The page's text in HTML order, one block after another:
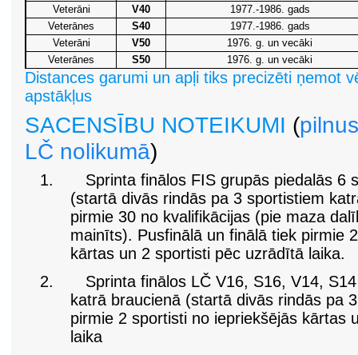
Veterāni
V40
1977.-1986. gads
Veterānes
S40
1977.-1986. gads
Veterāni
V50
1976. g. un vecāki
Veterānes
S50 1976. g. un vecāki
Distances garumi un apļi tiks precizēti ņemot
apstākļus
SACENSĪBU NOTEIKUMI (
LČ nolikumā)
1.
Sprinta finālos FIS grupās piedalās 6
(startā divās rindās pa 3 sportistiem
pirmie 30 no kvalifikācijas (pie maza
mainīts). Pusfinālā un finālā tiek pirmie
kārtas un 2 sportisti pēc uzrādītā laika.
2.
Sprinta finālos LČ V16, S16, V14,
katrā braucienā (startā divās rindās pa
pirmie 2 sportisti no iepriekšējās kārtas
laika